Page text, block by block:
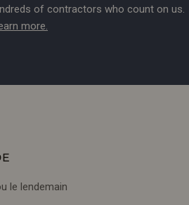
of contractors who count on us.
more.
le lendemain